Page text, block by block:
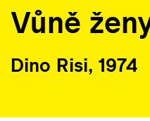
Vůně
Dino Risi, 1974